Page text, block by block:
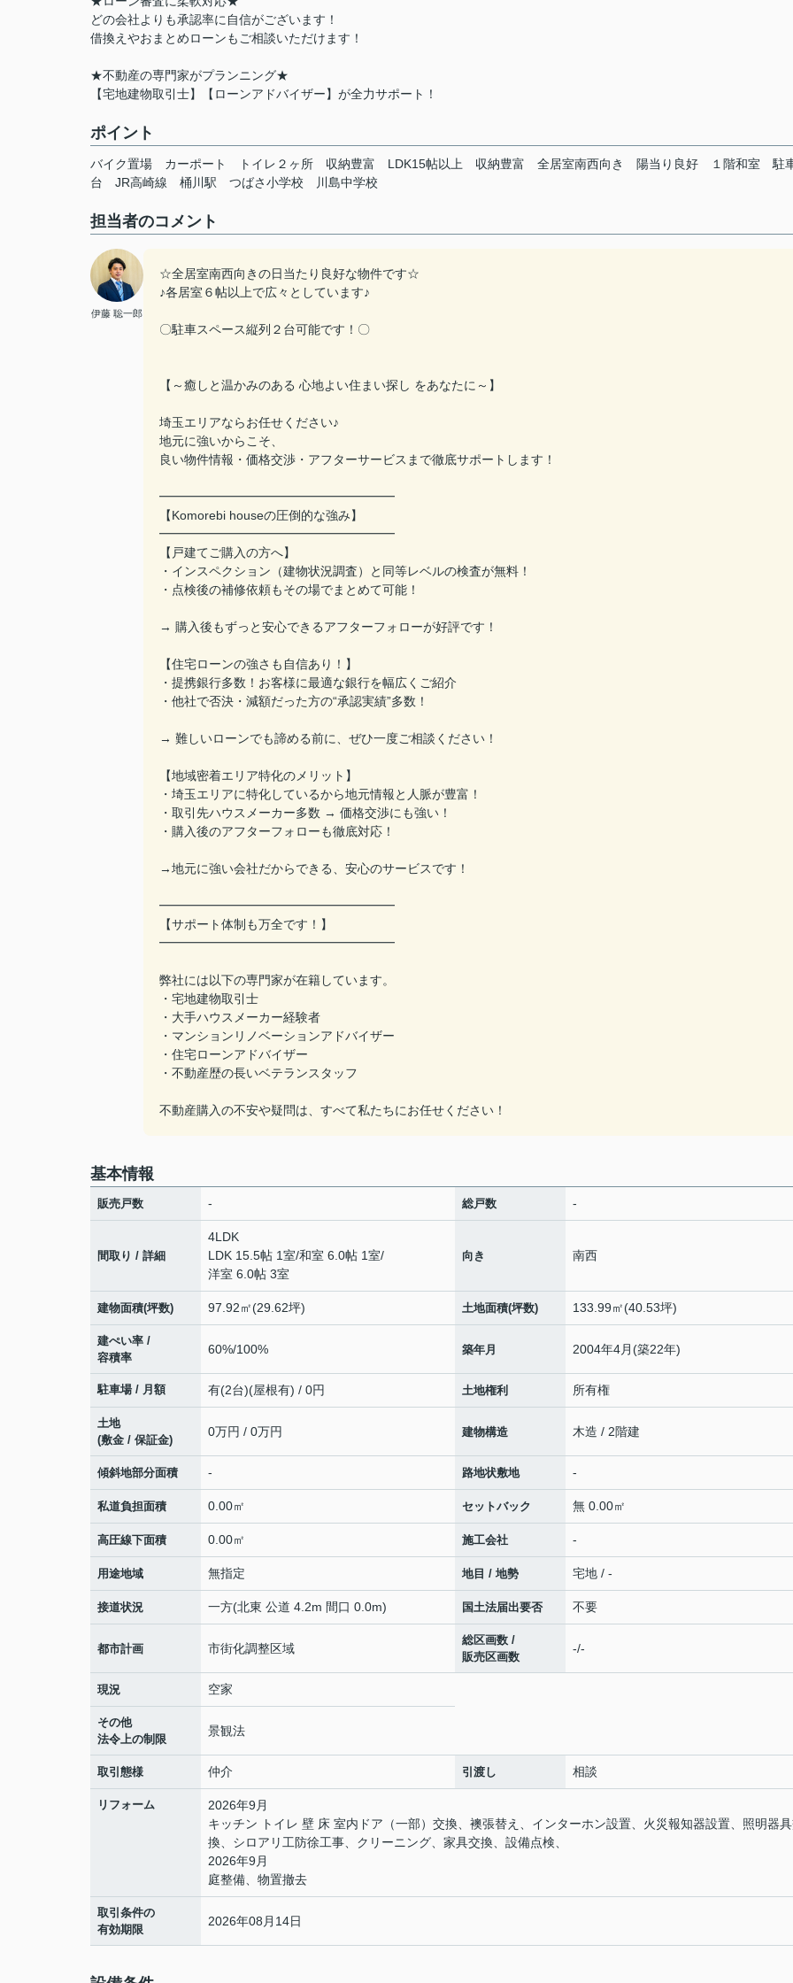
どの会社よりも承認率に自信がございます！
借換えやおまとめローンもご相談いただけます！
★不動産の専門家がプランニング★
【宅地建物取引士】【ローンアドバイザー】が全力サポート！
ポイント
バイク置場 カーポート トイレ２ヶ所 収納豊富 LDK15帖以上 収納豊富 全居室南西向き 陽当り良好 １階和室
駐
台
JR高崎線 桶川駅 つばさ小学校 川島中学校
担当者のコメント
伊藤 聡一郎
☆全居室南西向きの日当たり良好な物件です☆
♪各居室６帖以上で広々としています♪
〇駐車スペース縦列２台可能です！〇
【～癒しと温かみのある 心地よい住まい探し をあなたに～】
埼玉エリアならお任せください♪
地元に強いからこそ、
良い物件情報・価格交渉・アフターサービスまで徹底サポートします！
━━━━━━━━━━━━━━━━━━━
【Komorebi houseの圧倒的な強み】
━━━━━━━━━━━━━━━━━━━
【戸建てご購入の方へ】
・インスペクション（建物状況調査）と同等レベルの検査が無料！
・点検後の補修依頼もその場でまとめて可能！
→ 購入後もずっと安心できるアフターフォローが好評です！
【住宅ローンの強さも自信あり！】
・提携銀行多数！お客様に最適な銀行を幅広くご紹介
・他社で否決・減額だった方の“承認実績”多数！
→ 難しいローンでも諦める前に、ぜひ一度ご相談ください！
【地域密着エリア特化のメリット】
・埼玉エリアに特化しているから地元情報と人脈が豊富！
・取引先ハウスメーカー多数 → 価格交渉にも強い！
・購入後のアフターフォローも徹底対応！
→地元に強い会社だからできる、安心のサービスです！
━━━━━━━━━━━━━━━━━━━
【サポート体制も万全です！】
━━━━━━━━━━━━━━━━━━━
弊社には以下の専門家が在籍しています。
・宅地建物取引士
・大手ハウスメーカー経験者
・マンションリノベーションアドバイザー
・住宅ローンアドバイザー
・不動産歴の長いベテランスタッフ
不動産購入の不安や疑問は、すべて私たちにお任せください！
基本情報
販売戸数 - 総戸数 -
間取り / 詳細
4LDK
LDK 15.5帖 1室/和室 6.0帖 1室/
洋室 6.0帖 3室
向き 南西
建物面積(坪数) 97.92㎡(29.62坪) 土地面積(坪数) 133.99㎡(40.53坪)
建ぺい率 /
容積率
60%/100% 築年月 2004年4月(築22年)
駐車場 / 月額 有(2台)(屋根有) / 0円 土地権利 所有権
土地
(敷金 / 保証金)
0万円 / 0万円 建物構造 木造 / 2階建
傾斜地部分面積 - 路地状敷地 -
私道負担面積 0.00㎡ セットバック 無 0.00㎡
高圧線下面積 0.00㎡ 施工会社 -
用途地域 無指定 地目 / 地勢 宅地 / -
接道状況 一方(北東 公道 4.2m 間口 0.0m) 国土法届出要否 不要
都市計画 市街化調整区域
総区画数 /
販売区画数
-/-
現況 空家
その他
法令上の制限
景観法
取引態様 仲介 引渡し 相談
リフォーム
2026年9月
キッチン トイレ 壁 床 室内ドア（一部）交換、襖張替え、インターホン設置、火災報知器設置、照明器
換、シロアリ工防徐工事、クリーニング、家具交換、設備点検、
2026年9月
庭整備、物置撤去
取引条件の
有効期限
2026年08月14日